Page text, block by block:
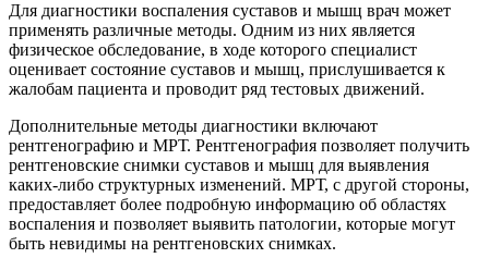
Для диагностики воспаления суставов и мышц врач может
применять различные методы. Одним из них является
физическое обследование, в ходе которого специалист
оценивает состояние суставов и мышц, прислушивается к
жалобам пациента и проводит ряд тестовых движений.
Дополнительные методы диагностики включают
рентгенографию и МРТ. Рентгенография позволяет получить
рентгеновские снимки суставов и мышц для выявления
каких-либо структурных изменений. МРТ, с другой стороны,
предоставляет более подробную информацию об областях
воспаления и позволяет выявить патологии, которые могут
быть невидимы на рентгеновских снимках.